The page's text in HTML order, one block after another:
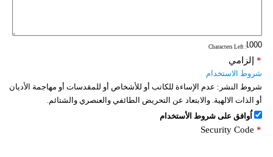
: Characters Left
إلزامي *
شروط الاستخدام
شروط النشر: عدم الإساءة للكاتب أو للأشخاص أو للمقدسات أو مهاجمة الأديان
أو الذات الالهية. والابتعاد عن التحريض الطائفي والعنصري والشتائم.
اُوافق على شروط الأستخدام
Security Code *